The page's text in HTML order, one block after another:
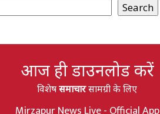
Search
आज ही डाउनलोड करें
विशेषसमाचारसामग्री के लिए